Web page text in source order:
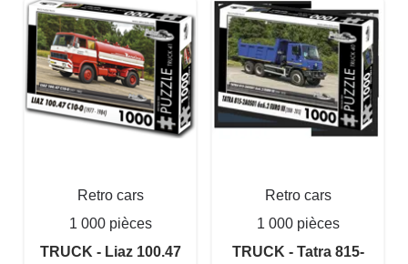
Retro cars
1 000 pièces
TRUCK - Liaz 100.47
Retro cars
1 000 pièces
TRUCK - Tatra 815-